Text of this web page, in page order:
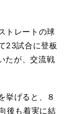
トレートの球
23試合に登板
たが、交流戦
挙げると、８
後も着実に結